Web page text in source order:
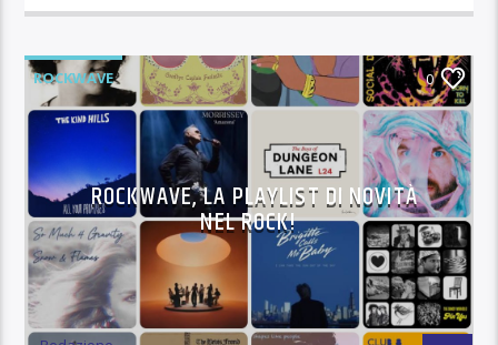
ROCKWAVE 0
ROCKWAVE, LA PLAYLIST DI NOVITÀ
NEL ROCK!